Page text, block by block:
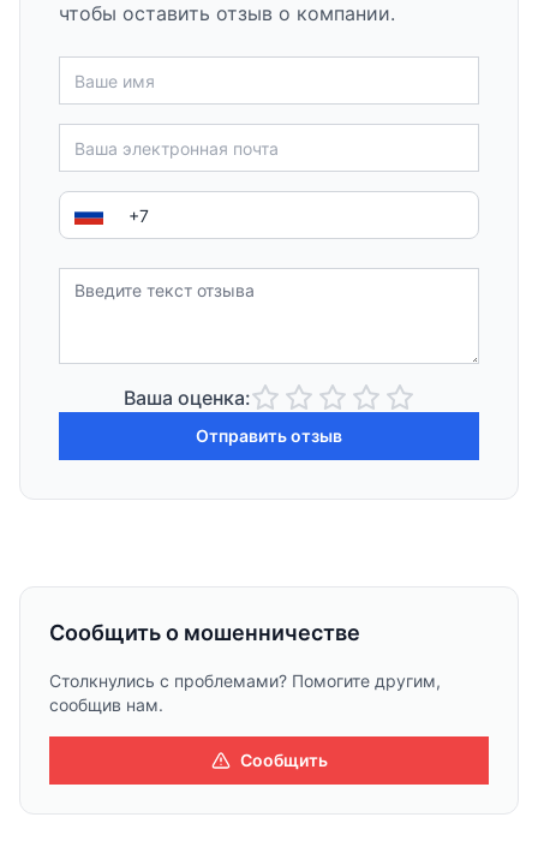
чтобы оставить отзыв о компании.
Ваша оценка:
Отправить отзыв
Сообщить о мошенничестве
Столкнулись с проблемами? Помогите другим,
сообщив нам.
Сообщить